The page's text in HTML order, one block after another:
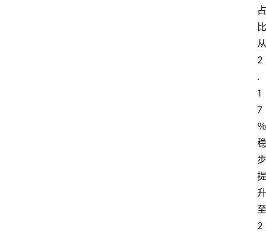
占
比
从
2
.
1
7
％
稳
步
提
升
至
2